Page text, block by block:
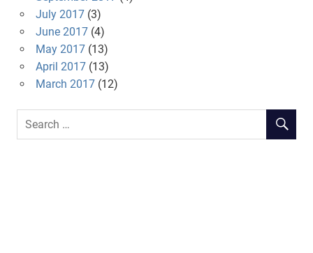
July 2017(3)
June 2017(4)
May 2017(13)
April 2017(13)
March 2017(12)